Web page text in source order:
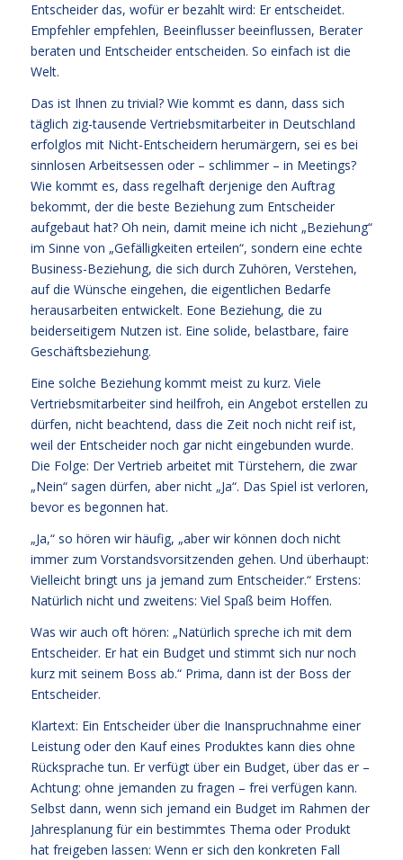
Entscheider das, wofür er bezahlt wird: Er entscheidet.
Empfehler empfehlen, Beeinflusser beeinflussen, Berater
beraten und Entscheider entscheiden. So einfach ist die
Welt.
Das ist Ihnen zu trivial? Wie kommt es dann, dass sich
täglich zig-tausende Vertriebsmitarbeiter in Deutschland
erfolglos mit Nicht-Entscheidern herumärgern, sei es bei
sinnlosen Arbeitsessen oder – schlimmer – in Meetings?
Wie kommt es, dass regelhaft derjenige den Auftrag
bekommt, der die beste Beziehung zum Entscheider
aufgebaut hat? Oh nein, damit meine ich nicht „Beziehung“
im Sinne von „Gefälligkeiten erteilen“, sondern eine echte
Business-Beziehung, die sich durch Zuhören, Verstehen,
auf die Wünsche eingehen, die eigentlichen Bedarfe
herausarbeiten entwickelt. Eone Beziehung, die zu
beiderseitigem Nutzen ist. Eine solide, belastbare, faire
Geschäftsbeziehung.
Eine solche Beziehung kommt meist zu kurz. Viele
Vertriebsmitarbeiter sind heilfroh, ein Angebot erstellen zu
dürfen, nicht beachtend, dass die Zeit noch nicht reif ist,
weil der Entscheider noch gar nicht eingebunden wurde.
Die Folge: Der Vertrieb arbeitet mit Türstehern, die zwar
„Nein“ sagen dürfen, aber nicht „Ja“. Das Spiel ist verloren,
bevor es begonnen hat.
„Ja,“ so hören wir häufig, „aber wir können doch nicht
immer zum Vorstandsvorsitzenden gehen. Und überhaupt:
Vielleicht bringt uns ja jemand zum Entscheider.“ Erstens:
Natürlich nicht und zweitens: Viel Spaß beim Hoffen.
Was wir auch oft hören: „Natürlich spreche ich mit dem
Entscheider. Er hat ein Budget und stimmt sich nur noch
kurz mit seinem Boss ab.“ Prima, dann ist der Boss der
Entscheider.
Klartext: Ein Entscheider über die Inanspruchnahme einer
Leistung oder den Kauf eines Produktes kann dies ohne
Rücksprache tun. Er verfügt über ein Budget, über das er –
Achtung: ohne jemanden zu fragen – frei verfügen kann.
Selbst dann, wenn sich jemand ein Budget im Rahmen der
Jahresplanung für ein bestimmtes Thema oder Produkt
hat freigeben lassen: Wenn er sich den konkreten Fall